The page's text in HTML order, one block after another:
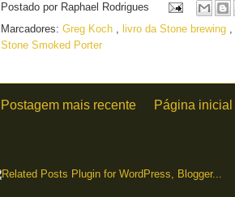
Postado por Raphael Rodrigues
Marcadores: Greg Koch , livro da Stone brewing ,
Stone Smoked Porter
Postagem mais recente Página inicial